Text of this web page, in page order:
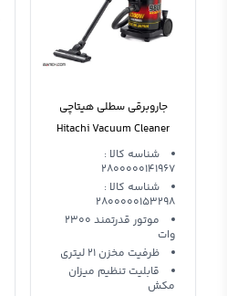
جاروبرقی سطلی هیتاچی
Hitachi Vacuum Cleaner
CV-9800
شناسه کالا :
2800000141967
شناسه کالا :
2800000153298
موتور قدرتمند 2300
وات
ظرفیت مخزن 21 لیتری
قابلیت تنظیم میزان
مکش